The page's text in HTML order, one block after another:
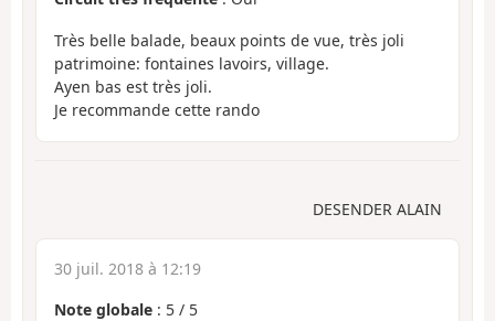
Très belle balade, beaux points de vue, très joli
patrimoine: fontaines lavoirs, village.
Ayen bas est très joli.
Je recommande cette rando
DESENDER ALAIN
30 juil. 2018 à 12:19
Note globale : 5 / 5